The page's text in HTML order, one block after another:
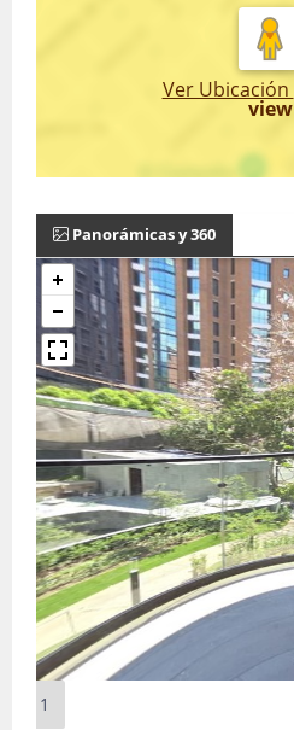
Ver Ubicación
view
Panorámicas y 360
1